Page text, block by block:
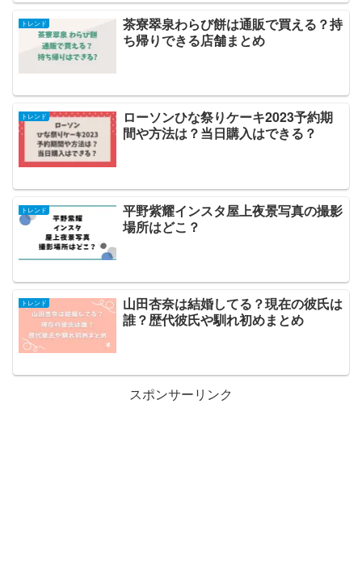
トレンド
茶寮翠泉わらび餅は通販で買える？持
ち帰りできる店舗まとめ
トレンド
ローソンひな祭りケーキ2023予約期
間や方法は？当日購入はできる？
トレンド
平野紫耀インスタ屋上夜景写真の撮影
場所はどこ？
トレンド
山田杏奈は結婚してる？現在の彼氏は
誰？歴代彼氏や馴れ初めまとめ
スポンサーリンク